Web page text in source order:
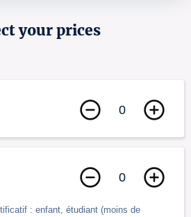
your prices
0
: enfant, étudiant (moins de
0